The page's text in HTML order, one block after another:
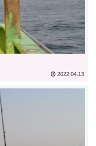
2022.04.13